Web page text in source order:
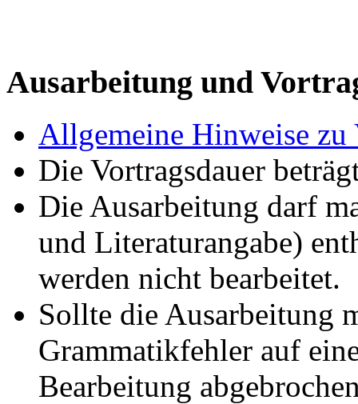
Ausarbeitung und
Allgemeine Hinweise zu
Die Vortragsdauer
Die Ausarbeitung darf
und Literaturangabe)
werden nicht bearbeitet.
Sollte die Ausarbeitung
Grammatikfehler auf
Bearbeitung